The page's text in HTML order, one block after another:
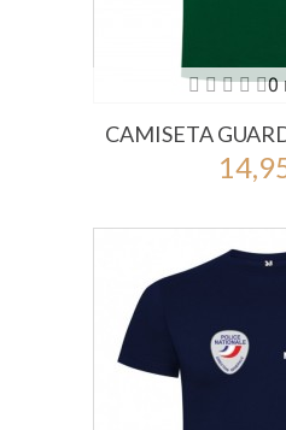
0
CAMISETA